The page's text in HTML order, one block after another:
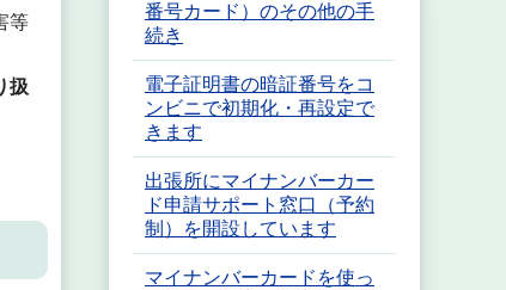
等
扱
番号カード）のその他の手
続き
電子証明書の暗証番号をコ
ンビニで初期化・再設定で
きます
出張所にマイナンバーカー
ド申請サポート窓口（予約
制）を開設しています
マイナンバーカードを使っ